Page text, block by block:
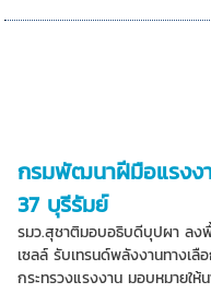
กรมพัฒนาฝีมือแรงง
37 บุรีรัมย์
รมว.สุชาติมอบอธิบดีบุปผา ลง
เซลล์ รับเทรนด์พลังงานทางเ
กระทรวงแรงงาน มอบหมายให้